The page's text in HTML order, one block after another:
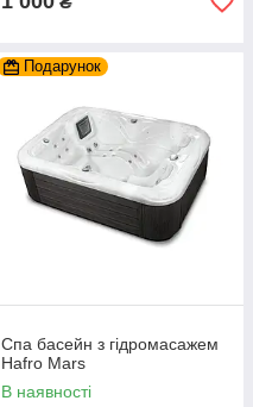
Подарунок
Спа басейн з гідромасажем
Hafro Mars
В наявності